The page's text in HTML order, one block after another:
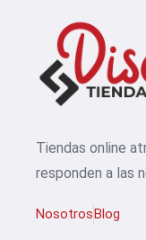
Tiendas online
responden a las
NosotrosBlog